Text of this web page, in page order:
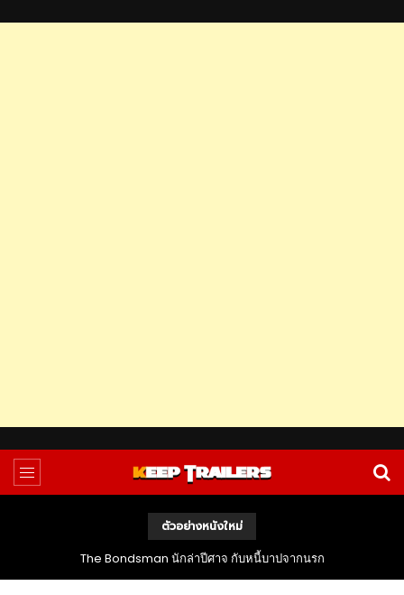
ตัวอย่างหนังใหม่
The Bondsman นักล่าปีศาจ กับหนี้บาปจากนรก